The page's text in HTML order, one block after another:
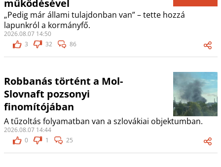
működésével
„Pedig már állami tulajdonban van” – tette hozzá
lapunkról a kormányfő.
2026.08.07 14:50
3
32 86
Robbanás történt a Mol-
Slovnaft pozsonyi
finomítójában
A tűzoltás folyamatban van a szlovákiai objektumban.
2026.08.07 14:44
0
1 25